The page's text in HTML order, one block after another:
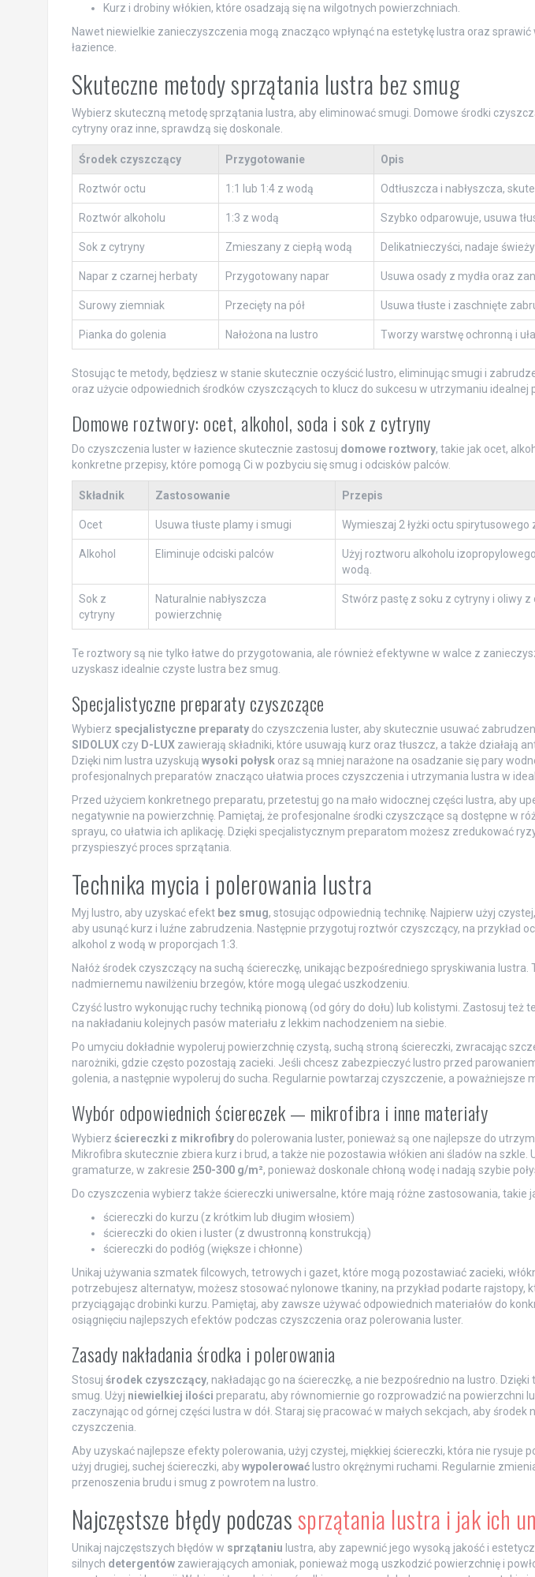
Kurz i drobiny włókien, które osadzają się na wilgotnych powierzchniach.
Nawet niewielkie zanieczyszczenia mogą znacząco wpłynąć na estetykę lustra oraz
łazience.
Skuteczne metody sprzątania lustra bez smug
Wybierz skuteczną metodę sprzątania lustra, aby eliminować smugi. Domowe środki
cytryny oraz inne, sprawdzą się doskonale.
Środek czyszczący Przygotowanie Opis
Roztwór octu 1:1 lub 1:4 z wodą Odtłuszcza i nabłyszcza,
Roztwór alkoholu 1:3 z wodą Szybko odparowuje, usuwa
Sok z cytryny Zmieszany z ciepłą wodą Delikatnieczyści, nadaje
Napar z czarnej herbaty Przygotowany napar Usuwa osady z mydła oraz
Surowy ziemniak Przecięty na pół Usuwa tłuste i zaschnięte
Pianka do golenia Nałożona na lustro Tworzy warstwę ochronną i
Stosując te metody, będziesz w stanie skutecznie oczyścić lustro, eliminując smugi i
oraz użycie odpowiednich środków czyszczących to klucz do sukcesu w utrzymaniu idealnej
Domowe roztwory: ocet, alkohol, soda i sok z cytryny
Do czyszczenia luster w łazience skutecznie zastosuj domowe roztwory, takie jak ocet,
konkretne przepisy, które pomogą Ci w pozbyciu się smug i odcisków palców.
Składnik Zastosowanie Przepis
Ocet Usuwa tłuste plamy i smugi Wymieszaj 2 łyżki octu spirytusowego
Alkohol Eliminuje odciski palców
Użyj roztworu alkoholu
wodą.
Sok z
cytryny
Naturalnie nabłyszcza
powierzchnię
Stwórz pastę z soku z cytryny i oliwy z
Te roztwory są nie tylko łatwe do przygotowania, ale również efektywne w walce z
uzyskasz idealnie czyste lustra bez smug.
Specjalistyczne preparaty czyszczące
Wybierz specjalistyczne preparatydo czyszczenia luster, aby skutecznie usuwać
SIDOLUXczy D-LUXzawierają składniki, które usuwają kurz oraz tłuszcz, a także działają
Dzięki nim lustra uzyskują wysoki połyskoraz są mniej narażone na osadzanie się pary
profesjonalnych preparatów znacząco ułatwia proces czyszczenia i utrzymania lustra w
Przed użyciem konkretnego preparatu, przetestuj go na mało widocznej części lustra, aby
negatywnie na powierzchnię. Pamiętaj, że profesjonalne środki czyszczące są dostępne w
sprayu, co ułatwia ich aplikację. Dzięki specjalistycznym preparatom możesz zredukować
przyspieszyć proces sprzątania.
Technika mycia i polerowania lustra
Myj lustro, aby uzyskać efekt bez smug, stosując odpowiednią technikę. Najpierw użyj
aby usunąć kurz i luźne zabrudzenia. Następnie przygotuj roztwór czyszczący, na przykład
alkohol z wodą w proporcjach 1:3.
Nałóż środek czyszczący na suchą ściereczkę, unikając bezpośredniego spryskiwania lustra.
nadmiernemu nawilżeniu brzegów, które mogą ulegać uszkodzeniu.
Czyść lustro wykonując ruchy techniką pionową (od góry do dołu) lub kolistymi. Zastosuj też
na nakładaniu kolejnych pasów materiału z lekkim nachodzeniem na siebie.
Po umyciu dokładnie wypoleruj powierzchnię czystą, suchą stroną ściereczki, zwracając
narożniki, gdzie często pozostają zacieki. Jeśli chcesz zabezpieczyć lustro przed
golenia, a następnie wypoleruj do sucha. Regularnie powtarzaj czyszczenie, a poważniejsze
Wybór odpowiednich ściereczek — mikrofibra i inne materiały
Wybierz ściereczki z mikrofibrydo polerowania luster, ponieważ są one najlepsze do
Mikrofibra skutecznie zbiera kurz i brud, a także nie pozostawia włókien ani śladów na szkle.
gramaturze, w zakresie 250-300 g/m², ponieważ doskonale chłoną wodę i nadają szybie
Do czyszczenia wybierz także ściereczki uniwersalne, które mają różne zastosowania, takie
ściereczki do kurzu (z krótkim lub długim włosiem)
ściereczki do okien i luster (z dwustronną konstrukcją)
ściereczki do podłóg (większe i chłonne)
Unikaj używania szmatek filcowych, tetrowych i gazet, które mogą pozostawiać zacieki,
potrzebujesz alternatyw, możesz stosować nylonowe tkaniny, na przykład podarte rajstopy,
przyciągając drobinki kurzu. Pamiętaj, aby zawsze używać odpowiednich materiałów do
osiągnięciu najlepszych efektów podczas czyszczenia oraz polerowania luster.
Zasady nakładania środka i polerowania
Stosuj środek czyszczący, nakładając go na ściereczkę, a nie bezpośrednio na lustro.
smug. Użyj niewielkiej ilości preparatu, aby równomiernie go rozprowadzić na powierzchni
zaczynając od górnej części lustra w dół. Staraj się pracować w małych sekcjach, aby środek
czyszczenia.
Aby uzyskać najlepsze efekty polerowania, użyj czystej, miękkiej ściereczki, która nie rysuje
użyj drugiej, suchej ściereczki, abywypolerowaćlustro okrężnymi ruchami. Regularnie
przenoszenia brudu i smug z powrotem na lustro.
Najczęstsze błędy podczassprzątania lustra i jak ich
Unikaj najczęstszych błędów w sprzątaniu lustra, aby zapewnić jego wysoką jakość i
silnych detergentówzawierających amoniak, ponieważ mogą uszkodzić powierzchnię i